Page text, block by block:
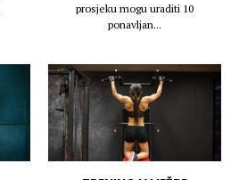
prosjeku mogu uraditi 10
ponavljan...